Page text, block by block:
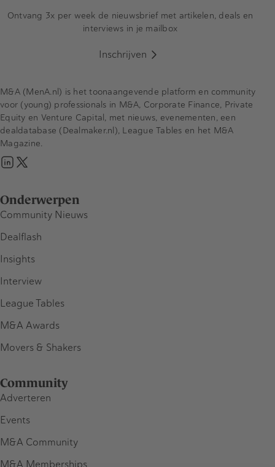
Ontvang 3x per week de nieuwsbrief met artikelen, deals en
interviews in je mailbox
Inschrijven
Onderwerpen
Community Nieuws
Dealflash
Insights
Interview
League Tables
M&A Awards
Movers & Shakers
Community
Adverteren
Events
M&A Community
M&A Memberships
M&A (MenA.nl) is het toonaangevende platform en community
voor (young) professionals in M&A, Corporate Finance, Private
Equity en Venture Capital, met nieuws, evenementen, een
dealdatabase (Dealmaker.nl), League Tables en het M&A
Magazine.